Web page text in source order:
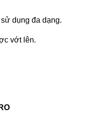
dụng đa dạng.
vớt lên.